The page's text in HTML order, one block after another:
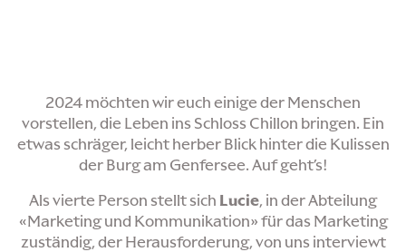
2024 möchten wir euch einige der Menschen
vorstellen, die Leben ins Schloss Chillon bringen. Ein
etwas schräger, leicht herber Blick hinter die Kulissen
der Burg am Genfersee. Auf geht’s!
Als vierte Person stellt sich Lucie, in der Abteilung
«Marketing und Kommunikation» für das Marketing
zuständig, der Herausforderung, von uns interviewt